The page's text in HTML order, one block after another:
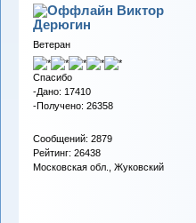
Виктор
Дерюгин
Ветеран
Спасибо
-Дано: 17410
-Получено: 26358
Сообщений: 2879
Рейтинг: 26438
Московская обл., Жуковский